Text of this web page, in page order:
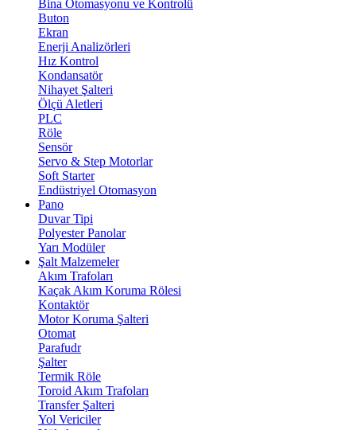
Bina Otomasyonu ve Kontrolü
Buton
Ekran
Enerji Analizörleri
Hız Kontrol
Kondansatör
Nihayet Şalteri
Ölçü Aletleri
PLC
Röle
Sensör
Servo & Step Motorlar
Soft Starter
Endüstriyel Otomasyon
Pano
Duvar Tipi
Polyester Panolar
Yarı Modüler
Şalt Malzemeler
Akım Trafoları
Kaçak Akım Koruma Rölesi
Kontaktör
Motor Koruma Şalteri
Otomat
Parafudr
Şalter
Termik Röle
Toroid Akım Trafoları
Transfer Şalteri
Yol Vericiler